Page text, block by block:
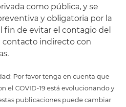
como pública, y se
y obligatoria por la
fin de evitar el contagio del
contacto indirecto con
Por favor tenga en cuenta que
el COVID-19 está evolucionando y
publicaciones puede cambiar